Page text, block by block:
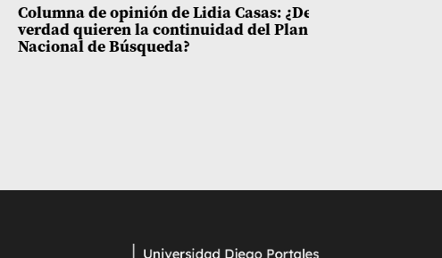
Columna de opinión de Lidia Casas: ¿De
verdad quieren la continuidad del Plan
Nacional de Búsqueda?